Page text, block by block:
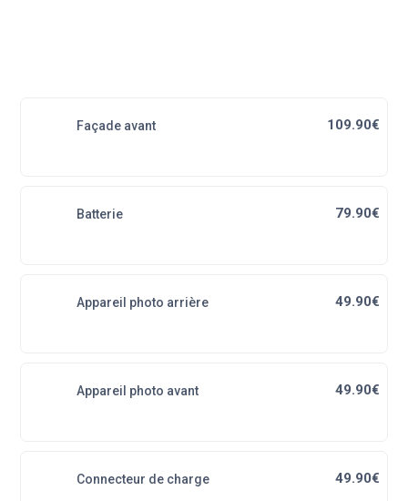
Façade avant 109.90€
Batterie 79.90€
Appareil photo arrière 49.90€
Appareil photo avant 49.90€
Connecteur de charge 49.90€